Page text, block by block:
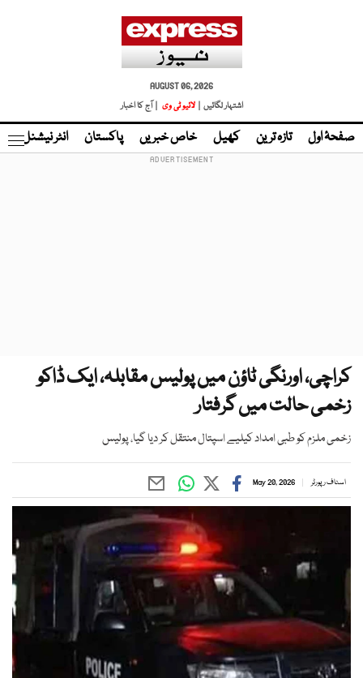
AUGUST 06, 2026
اشتہار لگائیں |
لائیو ٹی وی | آج کا اخبار
صفحۂ اول تازہ ترین کھیل خاص خبریں پاکستان انٹر نیشنل
کراچی، اورنگی ٹاؤن میں پولیس مقابلہ، ایک ڈاکو
زخمی حالت میں گرفتار
زخمی ملزم کو طبی امداد کیلیے اسپتال منتقل کر دیا گیا، پولیس
اسٹاف رپورٹر May 20, 2026